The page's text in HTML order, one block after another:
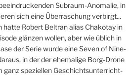
Subraum-Anomalie, in
sich eine Überraschung verbirgt...
hatte Robert Beltran alias Chakotay in
glänzen wollen, aber wie üblich in
der Serie wurde eine Seven of Nine-
in der der ehemalige Borg-Drone
ganz speziellen Geschichtsunterricht-